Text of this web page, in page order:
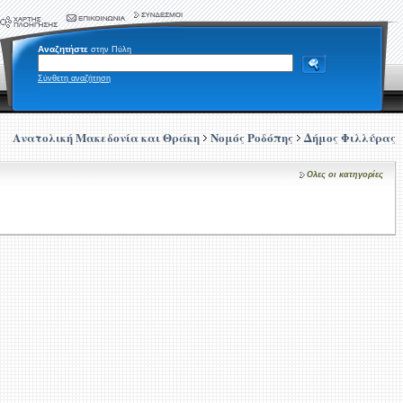
Αναζητήστε στην Πύλη
Σύνθετη αναζήτηση
Ανατολική Μακεδονία και Θράκη Νομός Ροδόπης Δήμος Φιλλύρας
Ολες οι κατηγορίες